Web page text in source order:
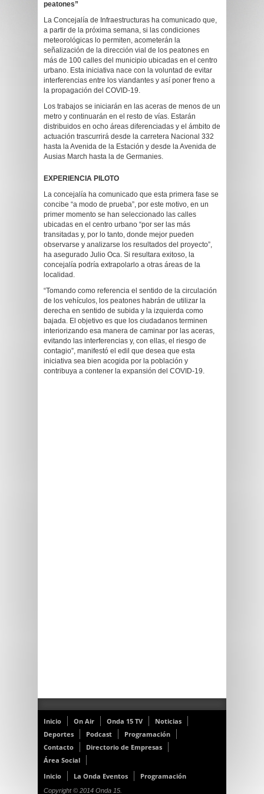
peatones”
La Concejalía de Infraestructuras ha comunicado que,
a partir de la próxima semana, si las condiciones
meteorológicas lo permiten, acometerán la
señalización de la dirección vial de los peatones en
más de 100 calles del municipio ubicadas en el centro
urbano. Esta iniciativa nace con la voluntad de evitar
interferencias entre los viandantes y así poner freno a
la propagación del COVID-19.
Los trabajos se iniciarán en las aceras de menos de un
metro y continuarán en el resto de vías. Estarán
distribuidos en ocho áreas diferenciadas y el ámbito de
actuación trascurrirá desde la carretera Nacional 332
hasta la Avenida de la Estación y desde la Avenida de
Ausias March hasta la de Germanies.
EXPERIENCIA PILOTO
La concejalía ha comunicado que esta primera fase se
concibe “a modo de prueba”, por este motivo, en un
primer momento se han seleccionado las calles
ubicadas en el centro urbano “por ser las más
transitadas y, por lo tanto, donde mejor pueden
observarse y analizarse los resultados del proyecto”,
ha asegurado Julio Oca. Si resultara exitoso, la
concejalía podría extrapolarlo a otras áreas de la
localidad.
“Tomando como referencia el sentido de la circulación
de los vehículos, los peatones habrán de utilizar la
derecha en sentido de subida y la izquierda como
bajada. El objetivo es que los ciudadanos terminen
interiorizando esa manera de caminar por las aceras,
evitando las interferencias y, con ellas, el riesgo de
contagio”, manifestó el edil que desea que esta
iniciativa sea bien acogida por la población y
contribuya a contener la expansión del COVID-19.
Inicio On Air Onda 15 TV
Noticias
Deportes
Podcast
Programación
Contacto
Directorio de Empresas
Área Social
Inicio
La Onda Eventos Programación
Copyright © 2014 Onda 15.